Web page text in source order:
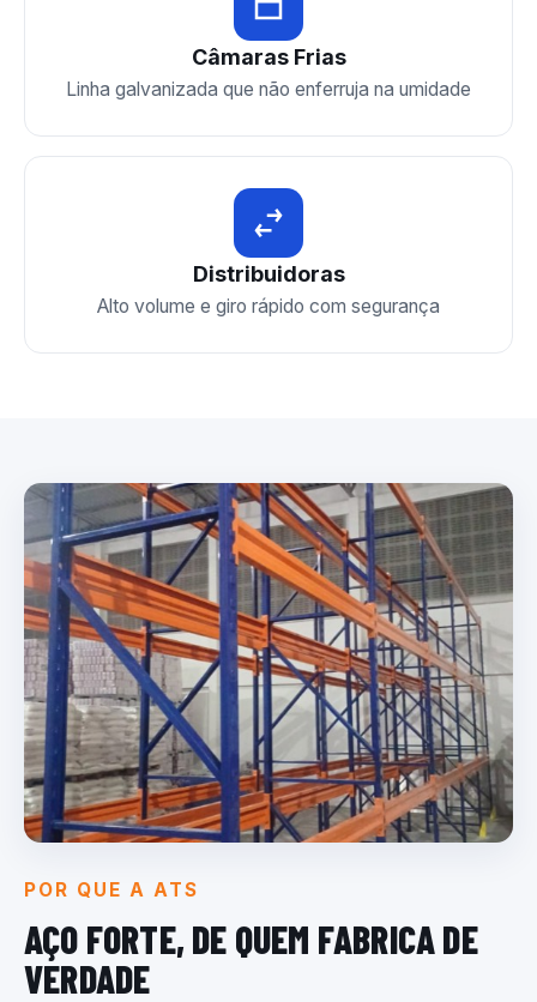
Câmaras Frias
Linha galvanizada que não enferruja na umidade
Distribuidoras
Alto volume e giro rápido com segurança
POR QUE A ATS
AÇO FORTE, DE QUEM FABRICA DE
VERDADE